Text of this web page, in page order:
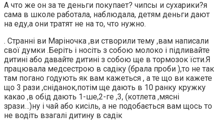
А что же он за те деньги покупает? чипсы и сухарики?я
сама в школе работала, наблюдала, детям деньги дают
на еду,а они тратят не на то, что нужно.
. Странні ви Маріночка ,ви створили тему ,вам написали
свої думки .Беріть і носіть з собою молоко і підливайте
дитині або давайте дитині з собою ще в тормозок їсти.Я
працювала медсестрою в садіку (брала проби ),то не так
там погано годують як вам кажеться , а те що ви кажете
що 3 рази ,сніданок,потім ще дають в 10 ранку кружку
какао ,в обід дають 1-ше,2-ге ,3, (котлета ,мясні
зрази…)ну і чай або кисіль, а не подобається вам щось то
не водіть взагалі дитину в садік